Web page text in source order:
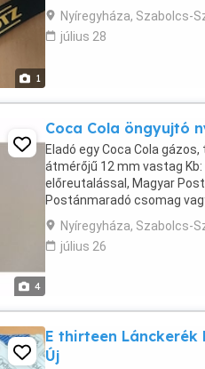
1
Nyíregyháza, Szabolcs-
július 28
4
Coca Cola öngyujtó
Eladó egy Coca Cola
átmérőjű 12 mm vastag
előreutalással, Magyar
Postánmaradó csomag
és! Póstán is leinformálható
Nyíregyháza, Szabolcs-
július 26
E thirteen Lánckerék
Új